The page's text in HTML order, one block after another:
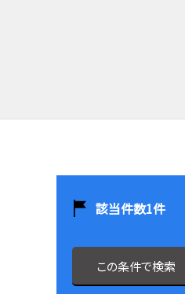
該当件数1件
この条件で検索
会社概要 採用情報